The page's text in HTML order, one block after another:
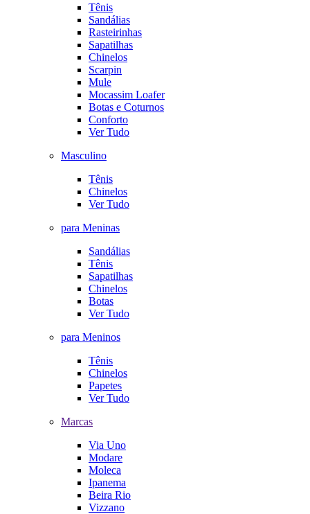
Tênis
Sandálias
Rasteirinhas
Sapatilhas
Chinelos
Scarpin
Mule
Mocassim Loafer
Botas e Coturnos
Conforto
Ver Tudo
Masculino
Tênis
Chinelos
Ver Tudo
para Meninas
Sandálias
Tênis
Sapatilhas
Chinelos
Botas
Ver Tudo
para Meninos
Tênis
Chinelos
Papetes
Ver Tudo
Marcas
Via Uno
Modare
Moleca
Ipanema
Beira Rio
Vizzano